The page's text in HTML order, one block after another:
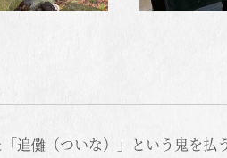
追儺（ついな）」という鬼を